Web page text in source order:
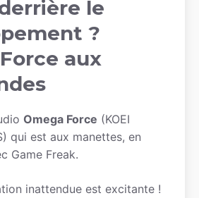
le
?
aux
Omega Force (KOEI
qui est aux manettes, en
Game Freak.
inattendue est excitante !